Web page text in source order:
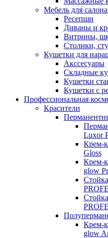
Мебель для салона
Ресепшн
Диваны и
Витрины,
Столики,
Кушетки для
Акссесуары
Складные
Кушетки
Кушетки с
Профессиональная
Красители
Luxor
Крем-
Gloss
Крем-
glow
Крем-
glow